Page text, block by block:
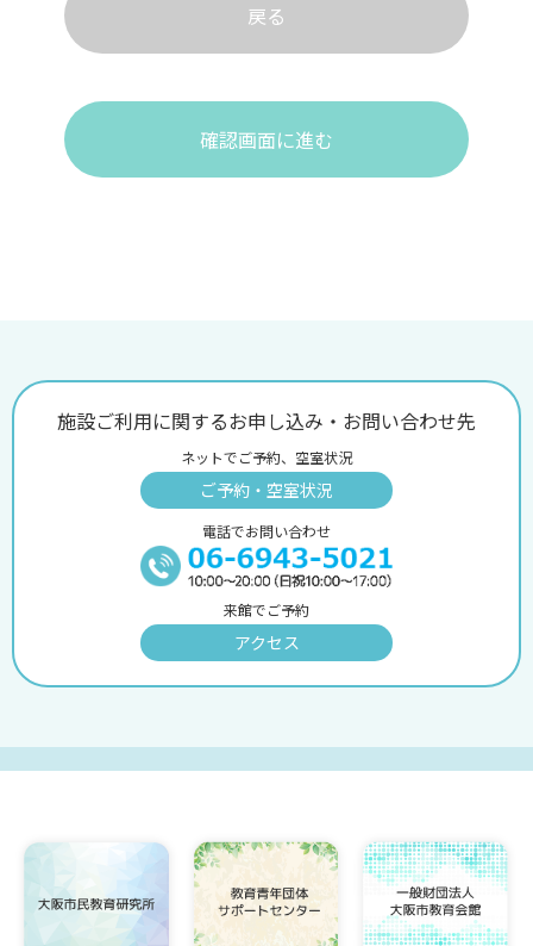
戻る
確認画面に進む
施設ご利用に関するお申し込み・お問い合わせ先
ネットでご予約、空室状況
ご予約・空室状況
電話でお問い合わせ
来館でご予約
アクセス